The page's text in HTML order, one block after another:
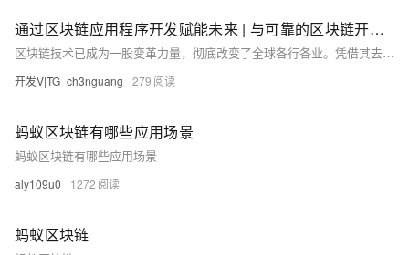
通过区块链应用程序开发赋能未来 | 与可靠的区块链开发公司合作的重要性
区块链技术已成为一股变革力量，彻底改变了全球各行各业。凭借其去中心化和不变的特性，区块链提供了无与伦比的安全性、透明度和效率。在这篇博客中，我们将深入区块链应用程序开发的世界，探索领先的区块链开发公司的能力。我们将揭示区块链的基本概念，讨论区块链应用的各种范围，并强调与可靠的区块链开发公司合作的重要性。
开发V|TG_ch3nguang 279
蚂蚁区块链有哪些应用场景
蚂蚁区块链有哪些应用场景
aly109u0 1272
蚂蚁区块链